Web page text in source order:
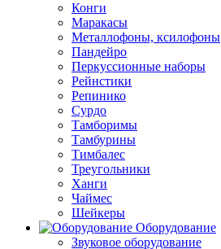
Конги
Маракасы
Металлофоны, ксилофоны
Пандейро
Перкуссионные наборы
Рейнстики
Репинико
Сурдо
Тамборимы
Тамбурины
Тимбалес
Треугольники
Ханги
Чаймес
Шейкеры
Оборудование
Звуковое оборудование